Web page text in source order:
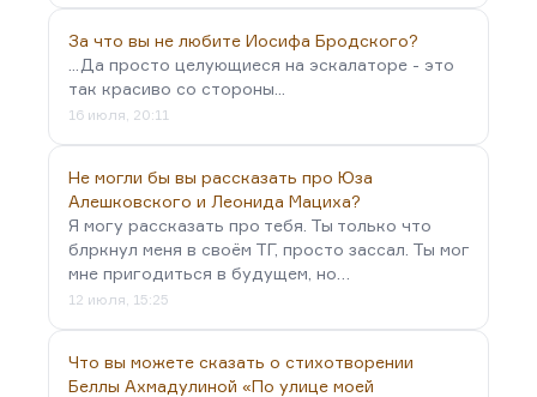
За что вы не любите Иосифа Бродского?
...Да просто целующиеся на эскалаторе - это
так красиво со стороны...
16 июля, 20:11
Не могли бы вы рассказать про Юза
Алешковского и Леонида Мациха?
Я могу рассказать про тебя. Ты только что
блркнул меня в своём ТГ, просто зассал. Ты мог
мне пригодиться в будущем, но…
12 июля, 15:25
Что вы можете сказать о стихотворении
Беллы Ахмадулиной «По улице моей